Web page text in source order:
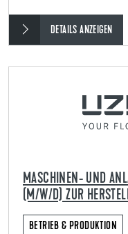
DETAILS ANZEIGEN
MASCHINEN- UND
(M/W/D) ZUR
BETRIEB & PRODUKTION